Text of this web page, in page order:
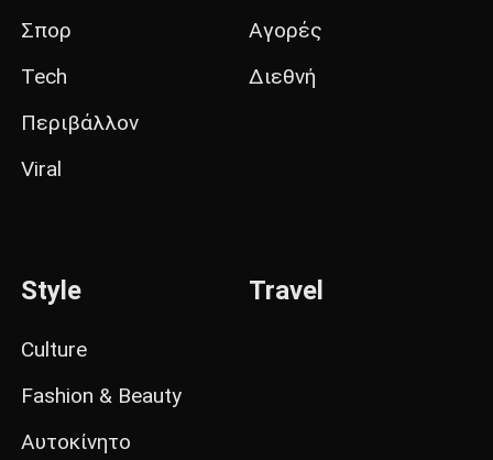
Σπορ
Tech
Περιβάλλον
Viral
Αγορές
Διεθνή
Style
Culture
Fashion & Beauty
Αυτοκίνητο
Travel